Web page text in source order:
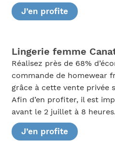
J’en profite
Lingerie femme
Réalisez près de 68%
commande de homewear
grâce à cette vente privée
Afin d’en profiter, il est
avant le 2 juillet à 8 heures.
J’en profite